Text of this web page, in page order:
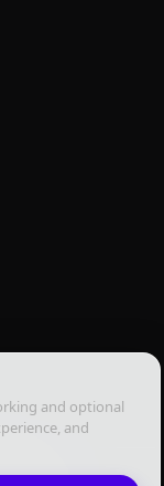
and optional
and